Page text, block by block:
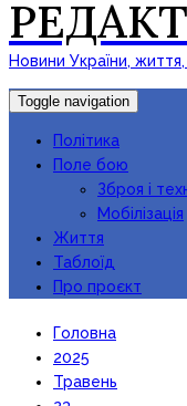
Новини України,
Toggle navigation
Політика
Поле бою
Зброя і
Мобілізація
Життя
Таблоїд
Про проєкт
Головна
2025
Травень